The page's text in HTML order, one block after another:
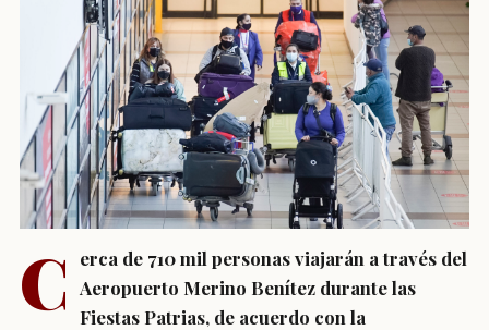
C
erca de 710 mil personas viajarán a través del
Aeropuerto Merino Benítez durante las
Fiestas Patrias, de acuerdo con la